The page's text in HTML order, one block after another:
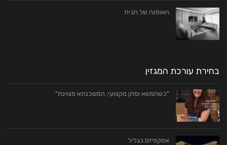
האופנה של הבית
בחירת עורכת המגזין
"כשהמשא ומתן מקצועי, המשכנתא מצוינת"
אסקפיזם בגליל